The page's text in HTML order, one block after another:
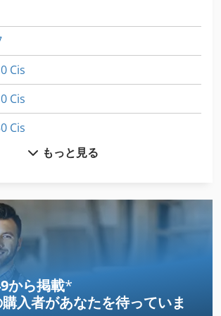
Cis
Cis
Cis
Cebis
Cmatic
Cis
もっと見る
から掲載*
入者があなたを待っていま